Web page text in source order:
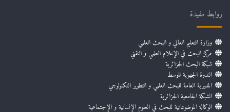
روابط مفيدة
وزارة التعليم العالي و البحث العلمي
مركز البحث في الإعلام العلمي و التقني
شبكة البحث الجزائرية
الندوة الجهوية للوسط
المديرية العامة للبحث العلمي و التطوير التكنولوجي
الشبكة الجامعية الجزائرية
الوكالة الموضوعاتية للبحث في العلوم الإنسانية و الإجتماعية